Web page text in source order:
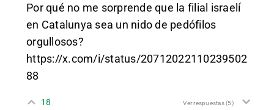
Por qué no me sorprende que la filial israelí
en Catalunya sea un nido de pedófilos
orgullosos?
https://x.com/i/status/20712022110239502
88
18 Ver respuestas(5)